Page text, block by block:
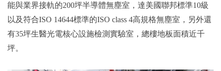
能與業界接軌的200坪半導體無塵室，達美國聯邦標準10級
以及符合ISO 14644標準的ISO class 4高規格無塵室，另外還
有35坪生醫光電核心設施檢測實驗室，總樓地板面積近千
坪。